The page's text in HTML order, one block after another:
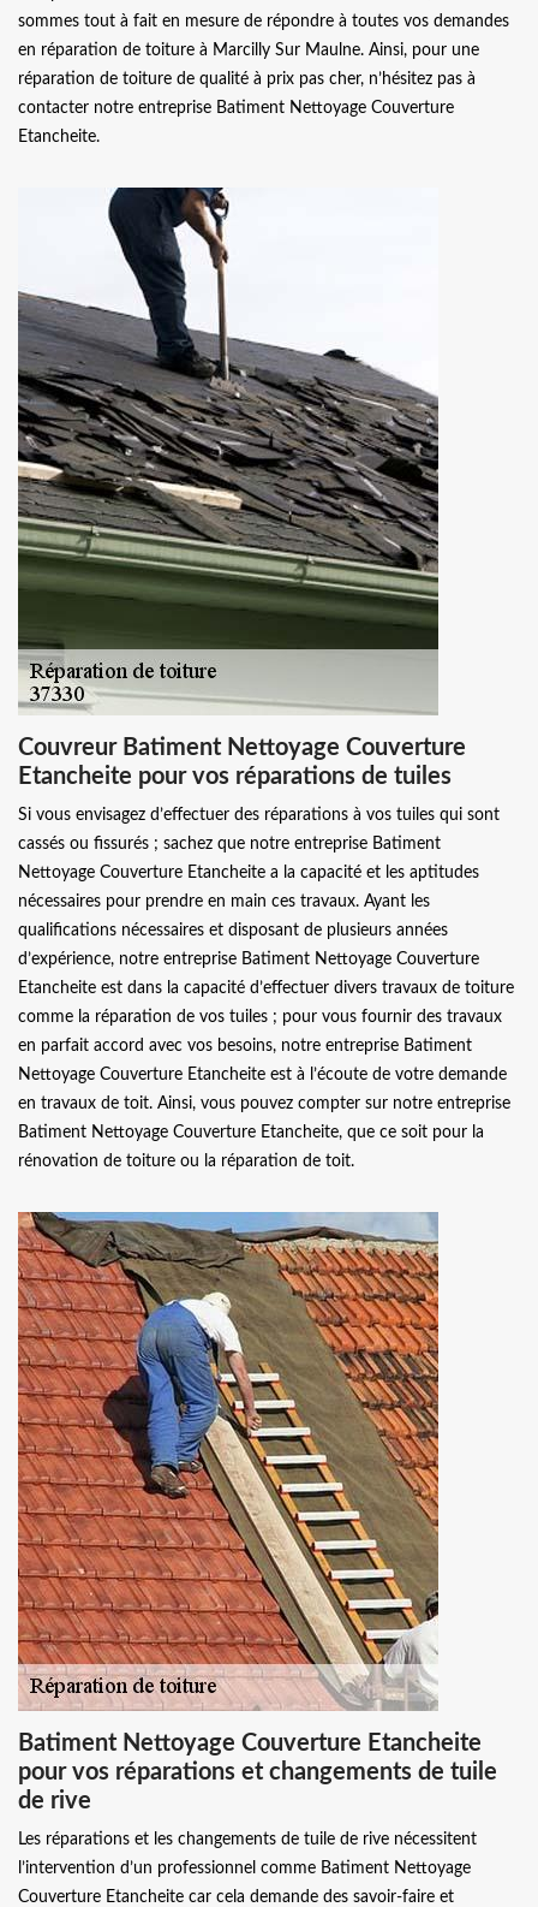
sommes tout à fait en mesure de répondre à toutes vos demandes
en réparation de toiture à Marcilly Sur Maulne. Ainsi, pour une
réparation de toiture de qualité à prix pas cher, n’hésitez pas à
contacter notre entreprise Batiment Nettoyage Couverture
Etancheite.
Couvreur Batiment Nettoyage Couverture
Etancheite pour vos réparations de tuiles
Si vous envisagez d’effectuer des réparations à vos tuiles qui sont
cassés ou fissurés ; sachez que notre entreprise Batiment
Nettoyage Couverture Etancheite a la capacité et les aptitudes
nécessaires pour prendre en main ces travaux. Ayant les
qualifications nécessaires et disposant de plusieurs années
d’expérience, notre entreprise Batiment Nettoyage Couverture
Etancheite est dans la capacité d’effectuer divers travaux de toiture
comme la réparation de vos tuiles ; pour vous fournir des travaux
en parfait accord avec vos besoins, notre entreprise Batiment
Nettoyage Couverture Etancheite est à l’écoute de votre demande
en travaux de toit. Ainsi, vous pouvez compter sur notre entreprise
Batiment Nettoyage Couverture Etancheite, que ce soit pour la
rénovation de toiture ou la réparation de toit.
Batiment Nettoyage Couverture Etancheite
pour vos réparations et changements de tuile
de rive
Les réparations et les changements de tuile de rive nécessitent
l’intervention d’un professionnel comme Batiment Nettoyage
Couverture Etancheite car cela demande des savoir-faire et